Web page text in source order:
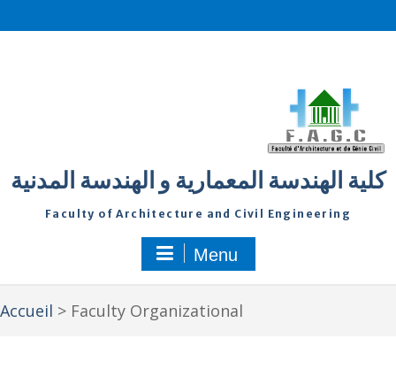
كلية الهندسة المعمارية و الهندسة المدنية
Faculty of Architecture and Civil Engineering
Menu
Accueil > Faculty Organizational